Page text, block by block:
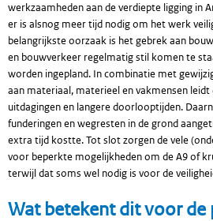
werkzaamheden aan de verdiepte ligging in
er is alsnog meer tijd nodig om het werk
belangrijkste oorzaak is het gebrek aan
en bouwverkeer regelmatig stil komen te
worden ingepland. In combinatie met
aan materiaal, materieel en vakmensen
uitdagingen en langere doorlooptijden.
funderingen en wegresten in de grond
extra tijd kostte. Tot slot zorgen de vele
voor beperkte mogelijkheden om de A9 of
terwijl dat soms wel nodig is voor de
Wat betekent dit voor de